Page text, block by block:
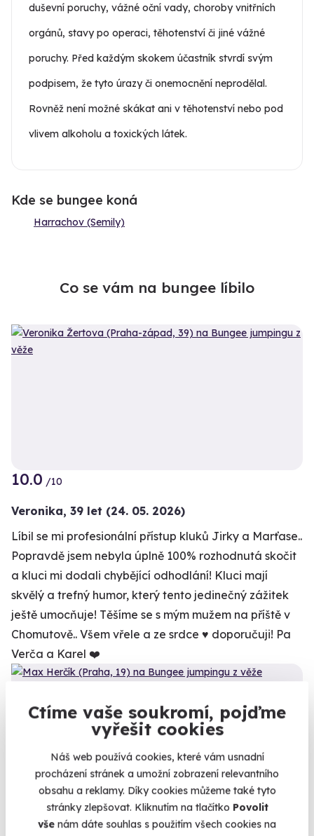
Ctíme vaše soukromí, pojďme
vyřešit cookies
Náš web používá cookies, které vám usnadní
procházení stránek a umožní zobrazení relevantního
obsahu a reklamy. Díky cookies můžeme také tyto
stránky zlepšovat. Kliknutím na tlačítko Povolit
vše nám dáte souhlas s použitím všech cookies na
Kalendář volných
termínů
Termíny pro zvolenou variantu:
duševní poruchy, vážné oční vady, choroby vnitřních
orgánů, stavy po operaci, těhotenství či jiné vážné
poruchy. Před každým skokem účastník stvrdí svým
podpisem, že tyto úrazy či onemocnění neprodělal.
Rovněž není možné skákat ani v těhotenství nebo pod
vlivem alkoholu a toxických látek.
Kde se bungee koná
Harrachov (Semily)
Co se vám na bungee líbilo
10.0 /10
Veronika, 39 let (24. 05. 2026)
Líbil se mi profesionální přístup kluků Jirky a Marťase..
Popravdě jsem nebyla úplně 100% rozhodnutá skočit
a kluci mi dodali chybějící odhodlání! Kluci mají
skvělý a trefný humor, který tento jedinečný zážitek
ještě umocňuje! Těšíme se s mým mužem na příště v
Chomutově.. Všem vřele a ze srdce ♥️ doporučuji! Pa
Verča a Karel ❤️
10.0 /10